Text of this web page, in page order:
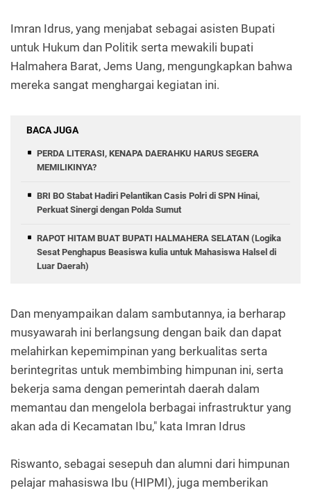
Imran Idrus, yang menjabat sebagai asisten Bupati
untuk Hukum dan Politik serta mewakili bupati
Halmahera Barat, Jems Uang, mengungkapkan bahwa
mereka sangat menghargai kegiatan ini.
BACA JUGA
PERDA LITERASI, KENAPA DAERAHKU HARUS SEGERA
MEMILIKINYA?
BRI BO Stabat Hadiri Pelantikan Casis Polri di SPN Hinai,
Perkuat Sinergi dengan Polda Sumut
RAPOT HITAM BUAT BUPATI HALMAHERA SELATAN (Logika
Sesat Penghapus Beasiswa kulia untuk Mahasiswa Halsel di
Luar Daerah)
Dan menyampaikan dalam sambutannya, ia berharap
musyawarah ini berlangsung dengan baik dan dapat
melahirkan kepemimpinan yang berkualitas serta
berintegritas untuk membimbing himpunan ini, serta
bekerja sama dengan pemerintah daerah dalam
memantau dan mengelola berbagai infrastruktur yang
akan ada di Kecamatan Ibu," kata Imran Idrus
Riswanto, sebagai sesepuh dan alumni dari himpunan
pelajar mahasiswa Ibu (HIPMI), juga memberikan